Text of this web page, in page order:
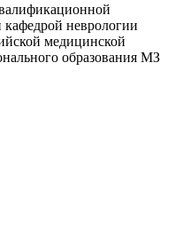
неврологии
медицинской
образования МЗ